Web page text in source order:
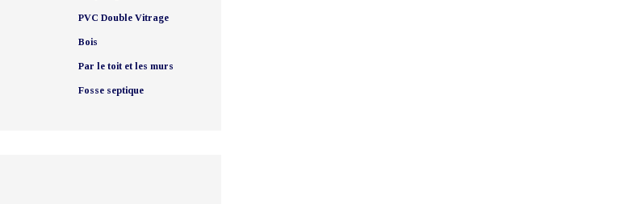
PVC Double Vitrage
Bois
Par le toit et les murs
Fosse septique